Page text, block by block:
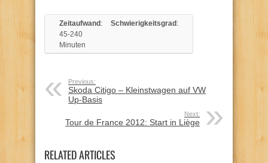
Zeitaufwand:
45-240
Minuten
Schwierigkeitsgrad:
Previous:
Skoda Citigo – Kleinstwagen auf VW
Up-Basis
Next:
Tour de France 2012: Start in Liège
RELATED ARTICLES